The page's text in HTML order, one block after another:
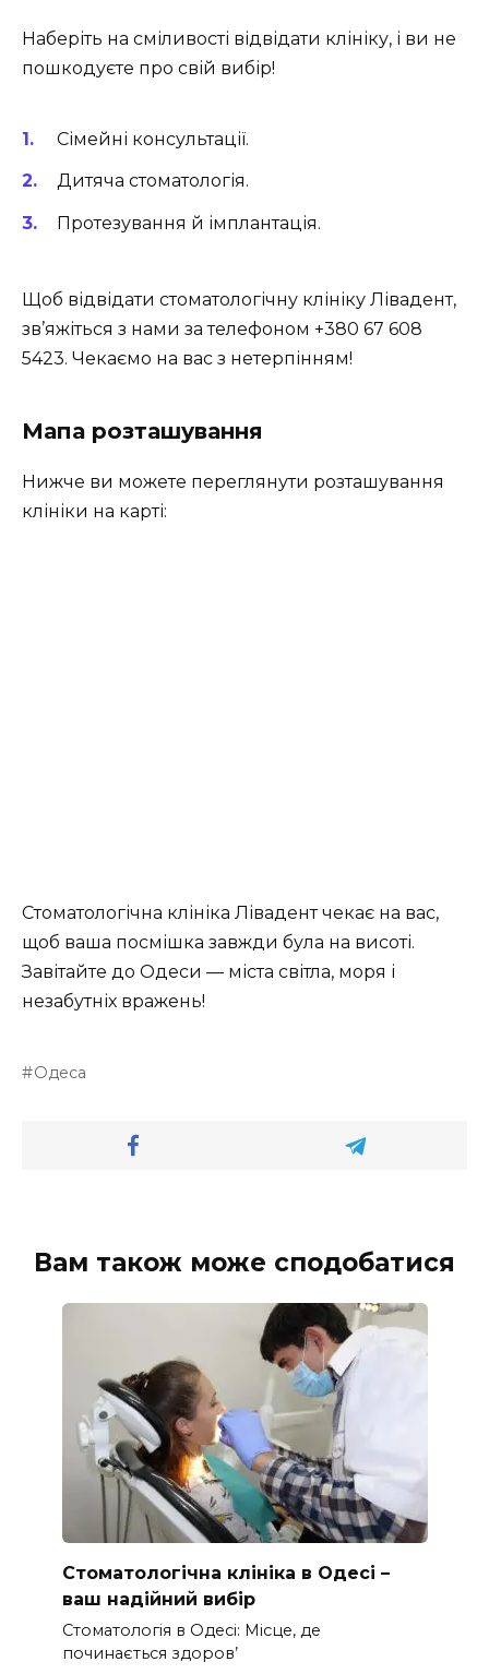
Наберіть на сміливості відвідати клініку, і ви не
пошкодуєте про свій вибір!
Сімейні консультації.
Дитяча стоматологія.
Протезування й імплантація.
Щоб відвідати стоматологічну клініку Лівадент,
зв’яжіться з нами за телефоном +380 67 608
5423. Чекаємо на вас з нетерпінням!
Мапа розташування
Нижче ви можете переглянути розташування
клініки на карті:
Стоматологічна клініка Лівадент чекає на вас,
щоб ваша посмішка завжди була на висоті.
Завітайте до Одеси — міста світла, моря і
незабутніх вражень!
Одеса
Вам також може сподобатися
Стоматологічна клініка в Одесі –
ваш надійний вибір
Стоматологія в Одесі: Місце, де
починається здоров’